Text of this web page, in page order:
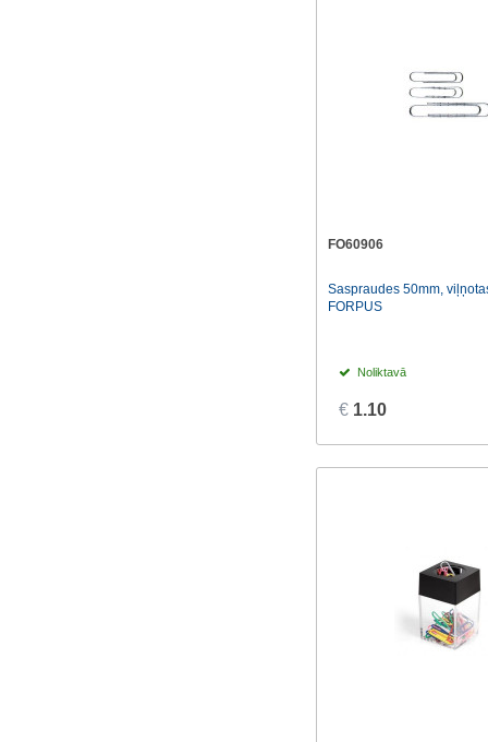
FO60906
Saspraudes 50mm,
FORPUS
Noliktavā
€ 1.10